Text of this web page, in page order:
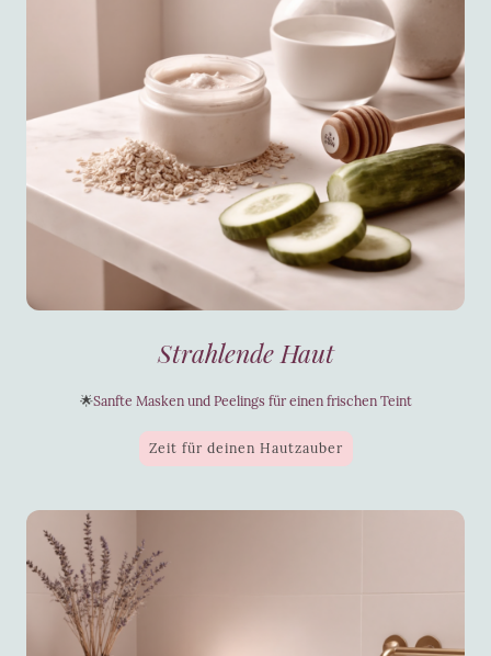
Strahlende Haut
🌟Sanfte Masken und Peelings für einen frischen Teint
Zeit für deinen Hautzauber